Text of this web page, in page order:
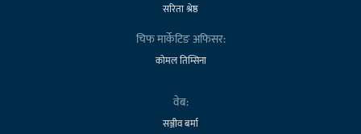
सरिता श्रेष्ठ
चिफ मार्केटिङ अफिसर:
कोमल तिम्सिना
वेब:
सञ्जीव बर्मा